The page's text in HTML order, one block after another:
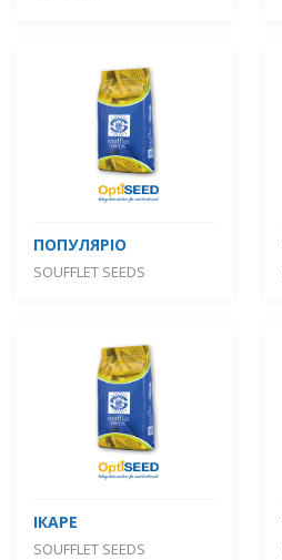
ПОПУЛЯРІО
SOUFFLET SEEDS
ІКАРЕ
SOUFFLET SEEDS